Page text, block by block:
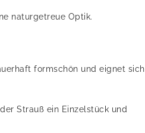
naturgetreue Optik.
formschön und eignet sich
Strauß ein Einzelstück und